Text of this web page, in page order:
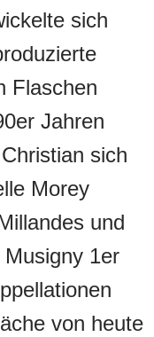
sich
Flaschen
Jahren
sich
Morey
und
1er
von heute